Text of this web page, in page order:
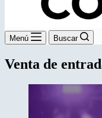
Menú Buscar
Venta de